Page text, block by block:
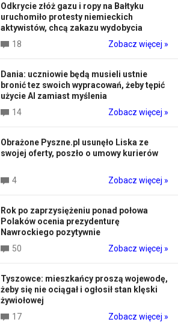
Odkrycie złóż gazu i ropy na Bałtyku
uruchomiło protesty niemieckich
aktywistów, chcą zakazu wydobycia
18
Zobacz więcej »
Dania: uczniowie będą musieli ustnie
bronić tez swoich wypracowań, żeby tępić
użycie AI zamiast myślenia
14
Zobacz więcej »
Obrażone Pyszne.pl usunęło Liska ze
swojej oferty, poszło o umowy kurierów
4 Zobacz więcej »
Rok po zaprzysiężeniu ponad połowa
Polaków ocenia prezydenturę
Nawrockiego pozytywnie
50
Zobacz więcej »
Tyszowce: mieszkańcy proszą wojewodę,
żeby się nie ociągał i ogłosił stan klęski
żywiołowej
17
Zobacz więcej »